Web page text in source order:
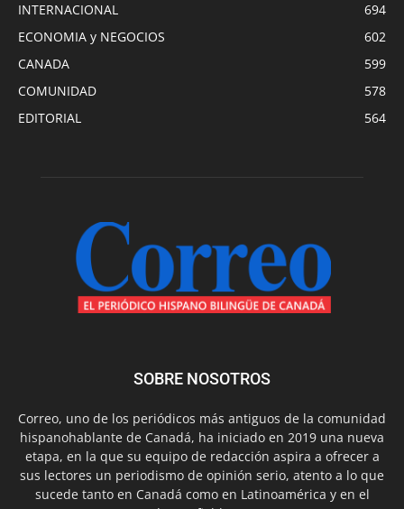
INTERNACIONAL
694
ECONOMIA y NEGOCIOS
602
CANADA
599
COMUNIDAD
578
EDITORIAL
564
SOBRE NOSOTROS
Correo, uno de los periódicos más antiguos de la comunidad
hispanohablante de Canadá, ha iniciado en 2019 una nueva
etapa, en la que su equipo de redacción aspira a ofrecer a
sus lectores un periodismo de opinión serio, atento a lo que
sucede tanto en Canadá como en Latinoamérica y en el